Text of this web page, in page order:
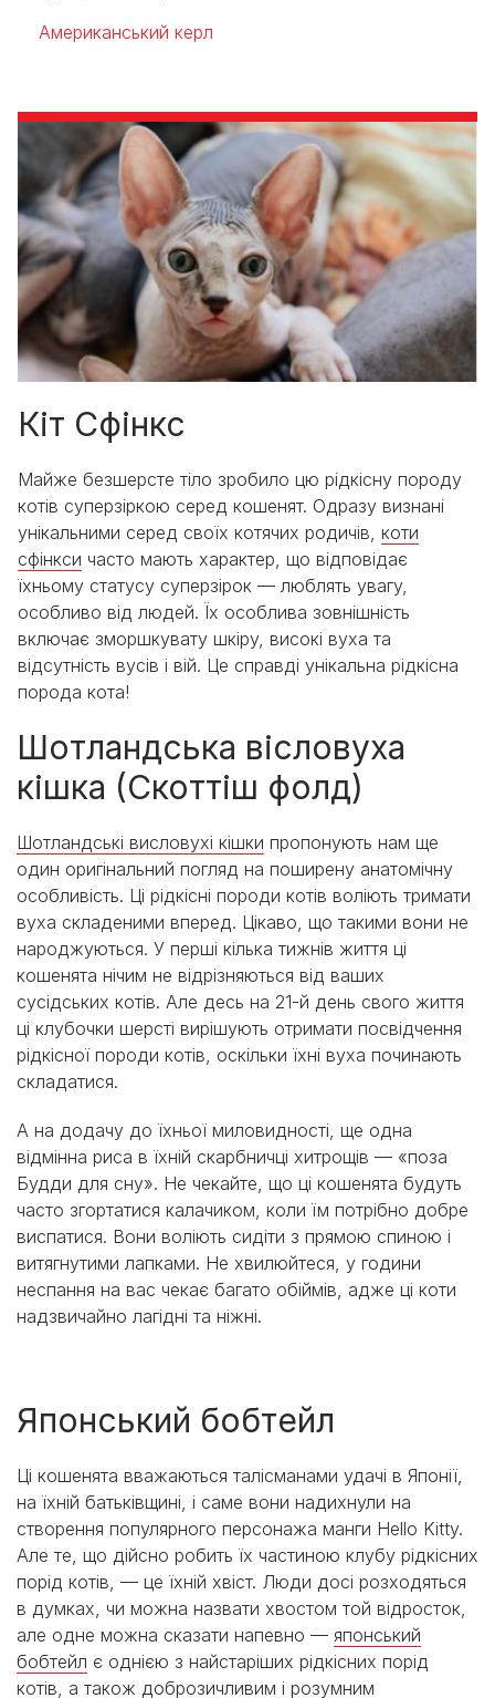
Американський керл
Кіт Сфінкс
Майже безшерсте тіло зробило цю рідкісну породу
котів суперзіркою серед кошенят. Одразу визнані
унікальними серед своїх котячих родичів, коти
сфінкси часто мають характер, що відповідає
їхньому статусу суперзірок — люблять увагу,
особливо від людей. Їх особлива зовнішність
включає зморшкувату шкіру, високі вуха та
відсутність вусів і вій. Це справді унікальна рідкісна
порода кота!
Шотландська вісловуха
кішка (Скоттіш фолд)
Шотландські висловухі кішки пропонують нам ще
один оригінальний погляд на поширену анатомічну
особливість. Ці рідкісні породи котів воліють тримати
вуха складеними вперед. Цікаво, що такими вони не
народжуються. У перші кілька тижнів життя ці
кошенята нічим не відрізняються від ваших
сусідських котів. Але десь на 21-й день свого життя
ці клубочки шерсті вирішують отримати посвідчення
рідкісної породи котів, оскільки їхні вуха починають
складатися.
А на додачу до їхньої миловидності, ще одна
відмінна риса в їхній скарбничці хитрощів — «поза
Будди для сну». Не чекайте, що ці кошенята будуть
часто згортатися калачиком, коли їм потрібно добре
виспатися. Вони воліють сидіти з прямою спиною і
витягнутими лапками. Не хвилюйтеся, у години
неспання на вас чекає багато обіймів, адже ці коти
надзвичайно лагідні та ніжні.
Японський бобтейл
Ці кошенята вважаються талісманами удачі в Японії,
на їхній батьківщині, і саме вони надихнули на
створення популярного персонажа манги Hello Kitty.
Але те, що дійсно робить їх частиною клубу рідкісних
порід котів, — це їхній хвіст. Люди досі розходяться
в думках, чи можна назвати хвостом той відросток,
але одне можна сказати напевно — японський
бобтейл є однією з найстаріших рідкісних порід
котів, а також доброзичливим і розумним